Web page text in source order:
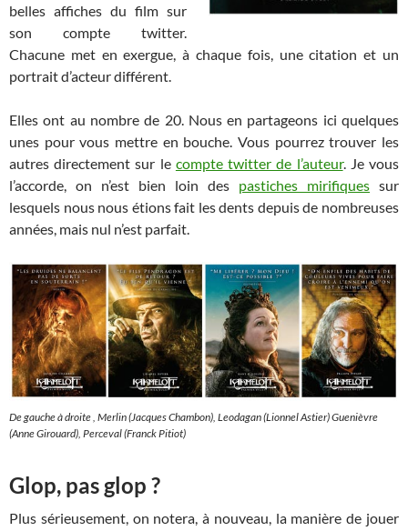
belles affiches du film sur
son compte twitter.
Chacune met en exergue, à chaque fois, une citation et un
portrait d’acteur différent.
Elles ont au nombre de 20. Nous en partageons ici quelques
unes pour vous mettre en bouche. Vous pourrez trouver les
autres directement sur le compte twitter de l’auteur. Je vous
l’accorde, on n’est bien loin des pastiches mirifiques sur
lesquels nous nous étions fait les dents depuis de nombreuses
années, mais nul n’est parfait.
De gauche à droite , Merlin (Jacques Chambon), Leodagan (Lionnel Astier) Guenièvre
(Anne Girouard), Perceval (Franck Pitiot)
Glop, pas glop ?
Plus sérieusement, on notera, à nouveau, la manière de jouer